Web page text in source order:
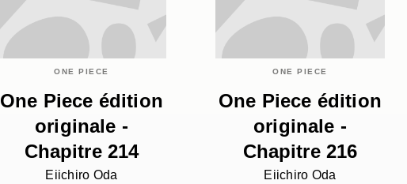
ONE PIECE
One Piece édition
originale -
Chapitre 214
Eiichiro Oda
ONE PIECE
One Piece édition
originale -
Chapitre 216
Eiichiro Oda